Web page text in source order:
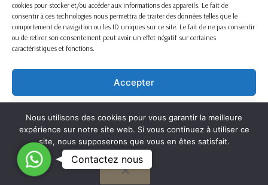
cookies pour stocker et/ou accéder aux informations des appareils. Le fait de
consentir à ces technologies nous permettra de traiter des données telles que le
comportement de navigation ou les ID uniques sur ce site. Le fait de ne pas consentir
ou de retirer son consentement peut avoir un effet négatif sur certaines
caractéristiques et fonctions.
Accepter
Voir les préférences
Cookie Policy
Nous utilisons des cookies pour vous garantir la meilleure
expérience sur notre site web. Si vous continuez à utiliser ce
site, nous supposerons que vous en êtes satisfait.
OK
C
o
Contactez nous